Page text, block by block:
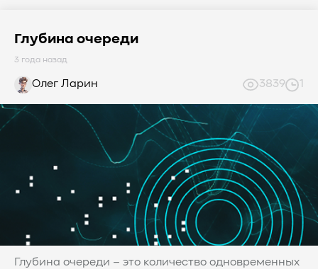
Глубина очереди
3 года назад
Олег Ларин 3839 1
Глубина очереди – это количество одновременных